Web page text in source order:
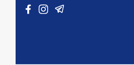
Vai al contenuto